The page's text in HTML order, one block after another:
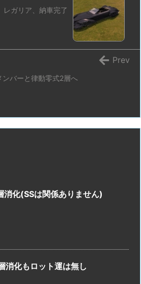
レガリア、納車完了
ンバーと律動零式2層へ
Prev
消化(SSは関係ありません)
消化もロット運は無し